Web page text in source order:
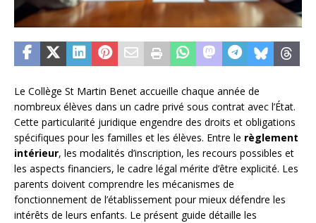
Le Collège St Martin Benet accueille chaque année de
nombreux élèves dans un cadre privé sous contrat avec l’État.
Cette particularité juridique engendre des droits et obligations
spécifiques pour les familles et les élèves. Entre le règlement
intérieur, les modalités d’inscription, les recours possibles et
les aspects financiers, le cadre légal mérite d’être explicité. Les
parents doivent comprendre les mécanismes de
fonctionnement de l’établissement pour mieux défendre les
intérêts de leurs enfants. Le présent guide détaille les